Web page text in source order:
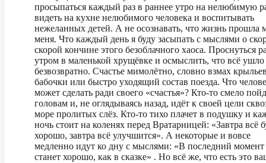
просыпаться каждый раз в раннее утро на нелюбимую
видеть на кухне нелюбимого человека и воспитывать
нежеланных детей. А не осознавать, что жизнь прошла
меня. Что каждый день я буду засыпать с мыслями о
скорой кончине этого безоблачного хаоса. Проснуться
утром в маленькой хрущёвке и осмыслить, что всё ушло
безвозвратно. Счастье мимолётно, словно взмах
бабочки или быстро уходящий состав поезда. Что
может сделать ради своего «счастья»? Кто-то смело
головам и, не оглядываясь назад, идёт к своей цели
море пролитых слёз. Кто-то тихо плачет в подушку и
ночь стоит на коленях перед Вратарницей: «Завтра всё
хорошо, завтра всё улучшится». А некоторые и вовсе
медленно идут ко дну с мыслями: «В последний момент
станет хорошо, как в сказке» . Но всё же, что есть это